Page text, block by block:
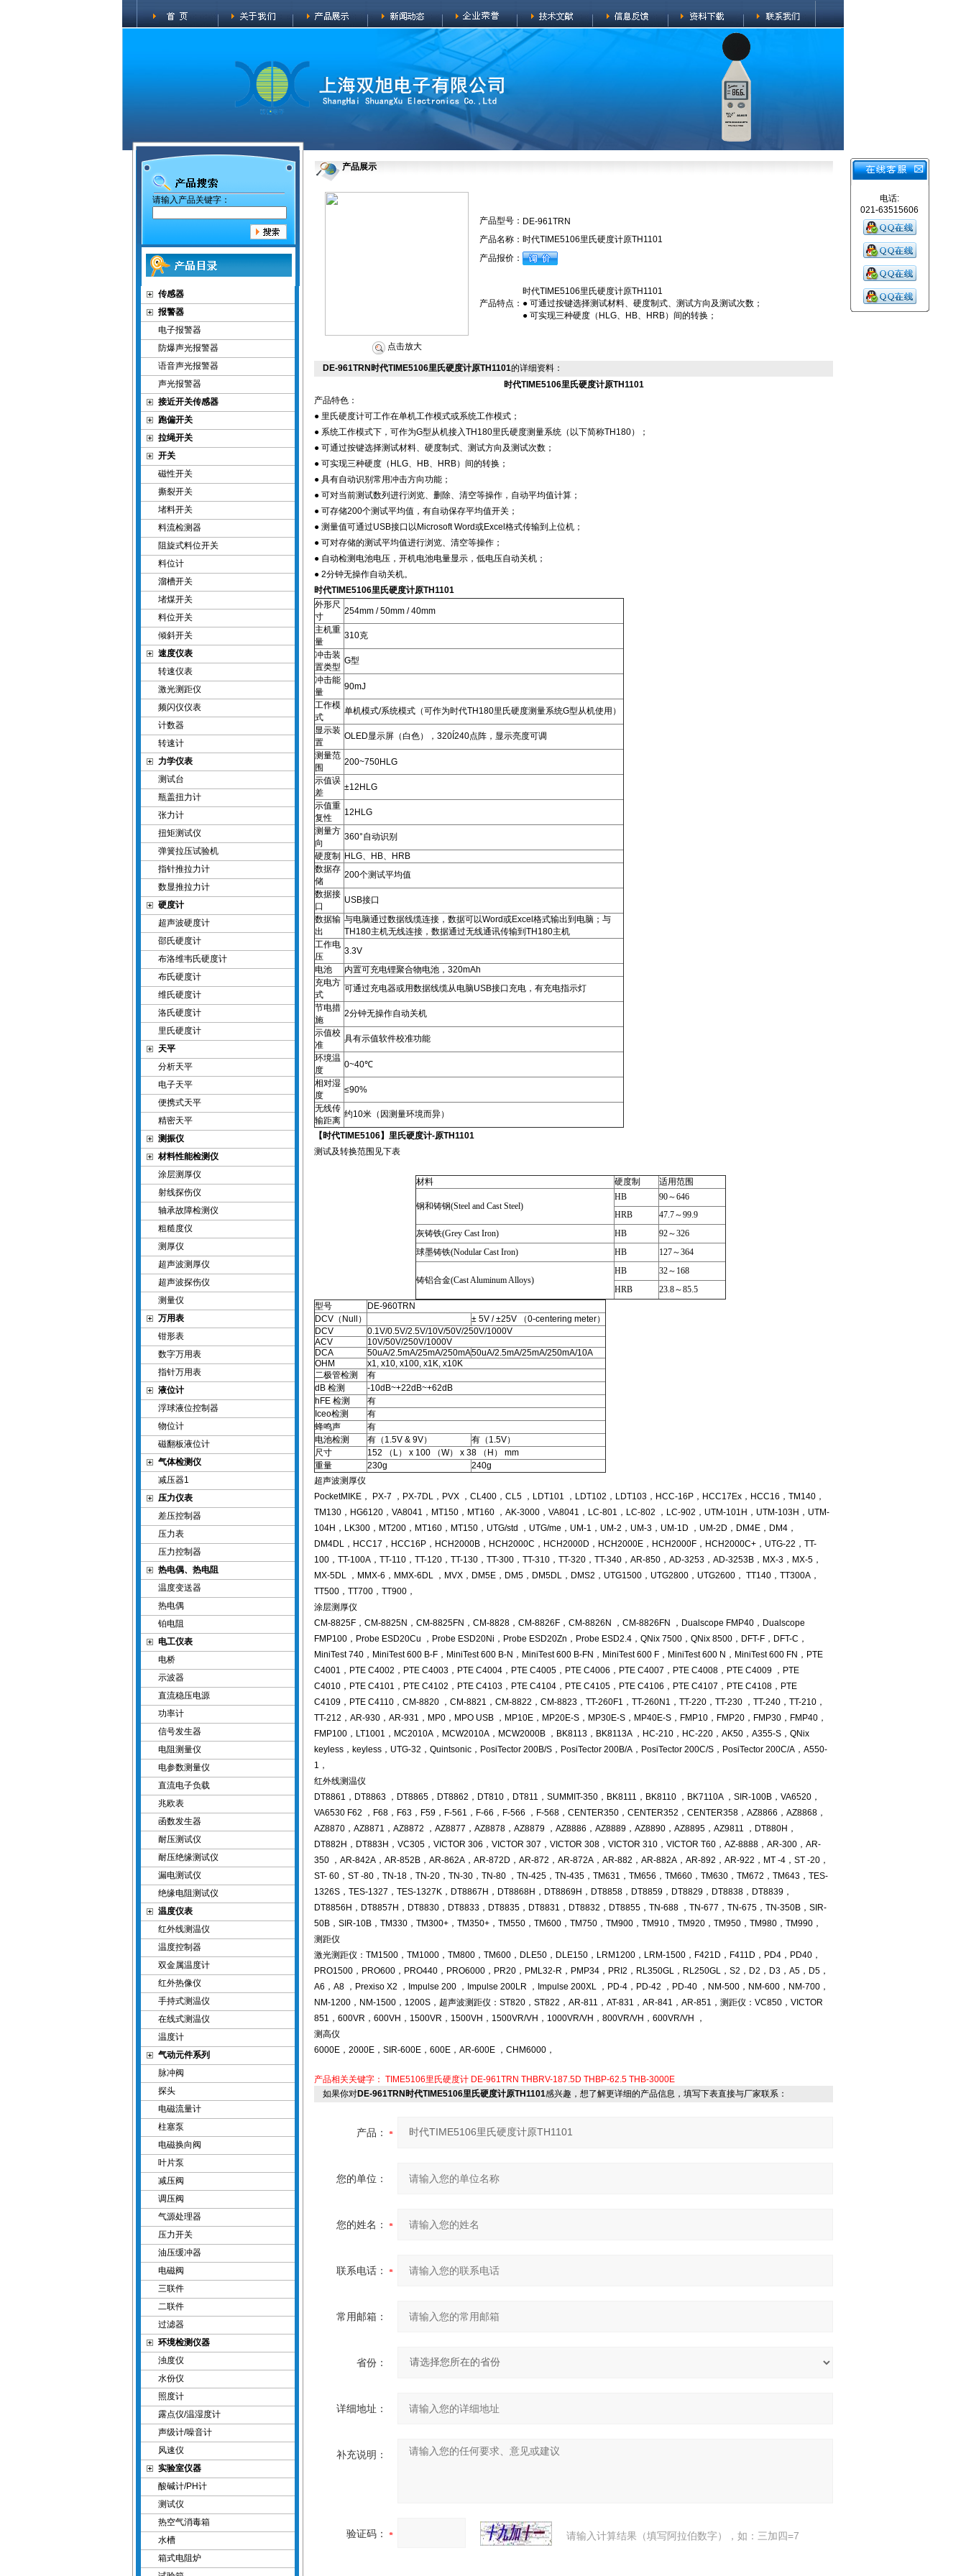
电话:
021-63515606
请输入产品关键字：
传感器
报警器
电子报警器
防爆声光报警器
语音声光报警器
声光报警器
接近开关传感器
跑偏开关
拉绳开关
开关
磁性开关
撕裂开关
堵料开关
料流检测器
阻旋式料位开关
料位计
溜槽开关
堵煤开关
料位开关
倾斜开关
速度仪表
转速仪表
激光测距仪
频闪仪仪表
计数器
转速计
力学仪表
测试台
瓶盖扭力计
张力计
扭矩测试仪
弹簧拉压试验机
指针推拉力计
数显推拉力计
硬度计
超声波硬度计
邵氏硬度计
布洛维韦氏硬度计
布氏硬度计
维氏硬度计
洛氏硬度计
里氏硬度计
天平
分析天平
电子天平
便携式天平
精密天平
测振仪
材料性能检测仪
涂层测厚仪
射线探伤仪
轴承故障检测仪
粗糙度仪
测厚仪
超声波测厚仪
超声波探伤仪
测量仪
万用表
钳形表
数字万用表
指针万用表
液位计
浮球液位控制器
物位计
磁翻板液位计
气体检测仪
减压器1
压力仪表
差压控制器
压力表
压力控制器
热电偶、热电阻
温度变送器
热电偶
铂电阻
电工仪表
电桥
示波器
直流稳压电源
功率计
信号发生器
电阻测量仪
电参数测量仪
直流电子负载
兆欧表
函数发生器
耐压测试仪
耐压绝缘测试仪
漏电测试仪
绝缘电阻测试仪
温度仪表
红外线测温仪
温度控制器
双金属温度计
红外热像仪
手持式测温仪
在线式测温仪
温度计
气动元件系列
脉冲阀
探头
电磁流量计
柱塞泵
电磁换向阀
叶片泵
减压阀
调压阀
气源处理器
压力开关
油压缓冲器
电磁阀
三联件
二联件
过滤器
环境检测仪器
浊度仪
水份仪
照度计
露点仪/温湿度计
声级计/噪音计
风速仪
实验室仪器
酸碱计/PH计
测试仪
热空气消毒箱
水槽
箱式电阻炉
产品展示
点击放大
产品型号： DE-961TRN
产品名称： 时代TIME5106里氏硬度计原TH1101
产品报价：
产品特点：
时代TIME5106里氏硬度计原TH1101
● 可通过按键选择测试材料、硬度制式、测试方向及测试次数；
● 可实现三种硬度（HLG、HB、HRB）间的转换；
DE-961TRN时代TIME5106里氏硬度计原TH1101的详细资料：
时代TIME5106里氏硬度计原TH1101
产品特色：
● 里氏硬度计可工作在单机工作模式或系统工作模式；
● 系统工作模式下，可作为G型从机接入TH180里氏硬度测量系统（以下简称TH180）；
● 可通过按键选择测试材料、硬度制式、测试方向及测试次数；
● 可实现三种硬度（HLG、HB、HRB）间的转换；
● 具有自动识别常用冲击方向功能；
● 可对当前测试数列进行浏览、删除、清空等操作，自动平均值计算；
● 可存储200个测试平均值，有自动保存平均值开关；
● 测量值可通过USB接口以Microsoft Word或Excel格式传输到上位机；
● 可对存储的测试平均值进行浏览、清空等操作；
● 自动检测电池电压，开机电池电量显示，低电压自动关机；
● 2分钟无操作自动关机。
时代TIME5106里氏硬度计原TH1101
外形尺
寸
254mm / 50mm / 40mm
主机重
量
310克
冲击装
置类型
G型
冲击能
量
90mJ
工作模
式
单机模式/系统模式（可作为时代TH180里氏硬度测量系统G型从机使用）
显示装
置
OLED显示屏（白色），320Í240点阵，显示亮度可调
测量范
围
200~750HLG
示值误
差
±12HLG
示值重
复性
12HLG
测量方
向
360°自动识别
硬度制
HLG、HB、HRB
数据存
储
200个测试平均值
数据接
口
USB接口
数据输
出
与电脑通过数据线缆连接，数据可以Word或Excel格式输出到电脑；与
TH180主机无线连接，数据通过无线通讯传输到TH180主机
工作电
压
3.3V
电池
内置可充电锂聚合物电池，320mAh
充电方
式
可通过充电器或用数据线缆从电脑USB接口充电，有充电指示灯
节电措
施
2分钟无操作自动关机
示值校
准
具有示值软件校准功能
环境温
度
0~40℃
相对湿
度
≤90%
无线传
输距离
约10米（因测量环境而异）
【时代TIME5106】里氏硬度计-原TH1101
测试及转换范围见下表
材料 硬度制 适用范围
钢和铸钢(Steel and Cast Steel)
HB
90～646
HRB
47.7～99.9
灰铸铁(Grey Cast Iron)
HB
92～326
球墨铸铁(Nodular Cast Iron)
HB 127～364
铸铝合金(Cast Aluminum Alloys)
HB
32～168
HRB
23.8～85.5
型号
DE-960TRN
DCV（Null）
± 5V / ±25V （0-centering meter）
DCV
0.1V/0.5V/2.5V/10V/50V/250V/1000V
ACV
10V/50V/250V/1000V
DCA
50uA/2.5mA/25mA/250mA50uA/2.5mA/25mA/250mA/10A
OHM
x1, x10, x100, x1K, x10K
二极管检测
有
dB 检测
-10dB~+22dB~+62dB
hFE 检测
有
Iceo检测
有
蜂鸣声
有
电池检测
有（1.5V & 9V）
有（1.5V）
尺寸
152 （L） x 100 （W） x 38 （H） mm
重量
230g
240g
超声波测厚仪
PocketMIKE， PX-7 ，PX-7DL，PVX ，CL400，CL5 ，LDT101 ，LDT102，LDT103，HCC-16P，HCC17Ex，HCC16，TM140，
TM130，HG6120，VA8041，MT150，MT160 ，AK-3000，VA8041，LC-801，LC-802 ，LC-902，UTM-101H，UTM-103H，UTM-
104H，LK300，MT200，MT160，MT150，UTG/std ，UTG/me，UM-1，UM-2，UM-3，UM-1D ，UM-2D，DM4E，DM4，
DM4DL，HCC17，HCC16P，HCH2000B，HCH2000C，HCH2000D，HCH2000E，HCH2000F，HCH2000C+，UTG-22，TT-
100，TT-100A，TT-110，TT-120，TT-130，TT-300，TT-310，TT-320，TT-340，AR-850，AD-3253，AD-3253B，MX-3，MX-5，
MX-5DL ，MMX-6，MMX-6DL ，MVX，DM5E，DM5，DM5DL，DMS2，UTG1500，UTG2800，UTG2600， TT140，TT300A，
TT500，TT700，TT900，
涂层测厚仪
CM-8825F，CM-8825N，CM-8825FN，CM-8828，CM-8826F，CM-8826N ，CM-8826FN ，Dualscope FMP40，Dualscope
FMP100，Probe ESD20Cu ，Probe ESD20Ni，Probe ESD20Zn，Probe ESD2.4，QNix 7500，QNix 8500，DFT-F，DFT-C，
MiniTest 740，MiniTest 600 B-F，MiniTest 600 B-N，MiniTest 600 B-FN，MiniTest 600 F，MiniTest 600 N，MiniTest 600 FN，PTE
C4001，PTE C4002，PTE C4003，PTE C4004，PTE C4005，PTE C4006，PTE C4007，PTE C4008，PTE C4009 ，PTE
C4010，PTE C4101，PTE C4102，PTE C4103，PTE C4104，PTE C4105，PTE C4106，PTE C4107，PTE C4108，PTE
C4109，PTE C4110，CM-8820 ，CM-8821，CM-8822，CM-8823，TT-260F1，TT-260N1，TT-220，TT-230 ，TT-240，TT-210，
TT-212，AR-930，AR-931，MP0，MPO USB ，MP10E，MP20E-S，MP30E-S，MP40E-S，FMP10，FMP20，FMP30，FMP40，
FMP100，LT1001，MC2010A，MCW2010A，MCW2000B ，BK8113，BK8113A ，HC-210，HC-220，AK50，A355-S，QNix
keyless，keyless，UTG-32，Quintsonic，PosiTector 200B/S，PosiTector 200B/A，PosiTector 200C/S，PosiTector 200C/A，A550-
1，
红外线测温仪
DT8861，DT8863 ，DT8865，DT8862，DT810，DT811，SUMMIT-350，BK8111，BK8110 ，BK7110A ，SIR-100B，VA6520，
VA6530 F62 ，F68，F63，F59，F-561，F-66，F-566 ，F-568，CENTER350，CENTER352，CENTER358，AZ8866，AZ8868，
AZ8870，AZ8871，AZ8872 ，AZ8877，AZ8878，AZ8879 ，AZ8886，AZ8889，AZ8890，AZ8895，AZ9811 ，DT880H，
DT882H，DT883H，VC305，VICTOR 306，VICTOR 307，VICTOR 308，VICTOR 310，VICTOR T60，AZ-8888，AR-300，AR-
350 ，AR-842A，AR-852B，AR-862A，AR-872D，AR-872，AR-872A，AR-882，AR-882A，AR-892，AR-922，MT -4，ST -20，
ST- 60，ST -80，TN-18，TN-20，TN-30，TN-80 ，TN-425，TN-435，TM631，TM656，TM660，TM630，TM672，TM643，TES-
1326S，TES-1327，TES-1327K，DT8867H，DT8868H，DT8869H，DT8858，DT8859，DT8829，DT8838，DT8839，
DT8856H，DT8857H，DT8830，DT8833，DT8835，DT8831，DT8832，DT8855，TN-688 ，TN-677，TN-675，TN-350B，SIR-
50B，SIR-10B，TM330，TM300+，TM350+，TM550，TM600，TM750，TM900，TM910，TM920，TM950，TM980，TM990，
测距仪
激光测距仪：TM1500，TM1000，TM800，TM600，DLE50，DLE150，LRM1200，LRM-1500，F421D，F411D，PD4，PD40，
PRO1500，PRO600，PRO440，PRO6000，PR20，PML32-R，PMP34，PRI2，RL350GL，RL250GL，S2，D2，D3，A5，D5，
A6，A8 ，Prexiso X2 ，Impulse 200 ，Impulse 200LR ，Impulse 200XL ，PD-4，PD-42 ，PD-40 ，NM-500，NM-600，NM-700，
NM-1200，NM-1500，1200S，超声波测距仪：ST820，ST822，AR-811，AT-831，AR-841，AR-851，测距仪：VC850，VICTOR
851，600VR，600VH，1500VR，1500VH，1500VR/VH，1000VR/VH，800VR/VH，600VR/VH ，
测高仪
6000E，2000E，SIR-600E，600E，AR-600E ，CHM6000，
产品相关关键字： TIME5106里氏硬度计 DE-961TRN THBRV-187.5D THBP-62.5 THB-3000E
如果你对DE-961TRN时代TIME5106里氏硬度计原TH1101感兴趣，想了解更详细的产品信息，填写下表直接与厂家联系：
产品：
您的单位：
您的姓名：
联系电话：
常用邮箱：
省份：
详细地址：
补充说明：
验证码： 请输入计算结果（填写阿拉伯数字），如：三加四=7